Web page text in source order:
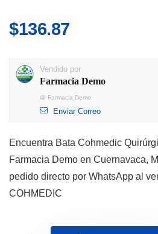
$136.87
Vendido por
Farmacia Demo
@ Farmacia Demo
Enviar Correo
Encuentra Bata Cohmedic
Farmacia Demo en Cuernavaca,
pedido directo por WhatsApp al
COHMEDIC